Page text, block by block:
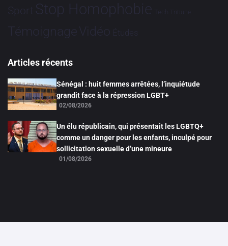
Sport Stop Homophobie Tech Tribune
TémoignageVidéo Études
Articles récents
Sénégal : huit femmes arrêtées, l’inquiétude
grandit face à la répression LGBT+
02/08/2026
Un élu républicain, qui présentait les LGBTQ+
comme un danger pour les enfants, inculpé pour
sollicitation sexuelle d’une mineure
01/08/2026